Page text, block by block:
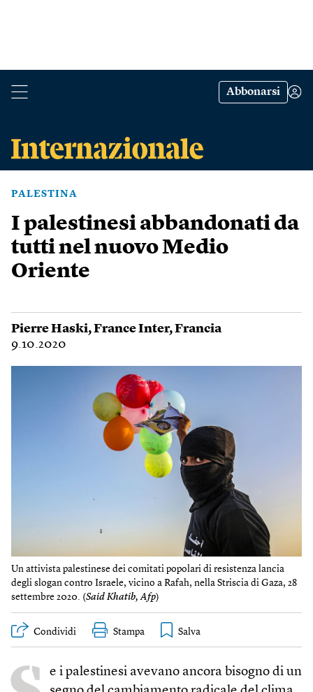
Abbonarsi
PALESTINA
I palestinesi abbandonati da
tutti nel nuovo Medio
Oriente
Pierre Haski,France Inter,Francia
9.10.2020
Un attivista palestinese dei comitati popolari di resistenza lancia
degli slogan contro Israele, vicino a Rafah, nella Striscia di Gaza, 28
settembre 2020. (Said Khatib, Afp)
Condividi Stampa
e i palestinesi avevano ancora bisogno di un